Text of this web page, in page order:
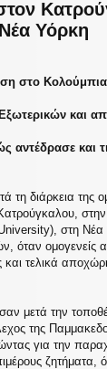
Υόρκη
στο
και
αντέδρασε και
τη διάρκεια της
στη Νέα
όταν ομογενείς
και τελικά
μετά την
της
για την